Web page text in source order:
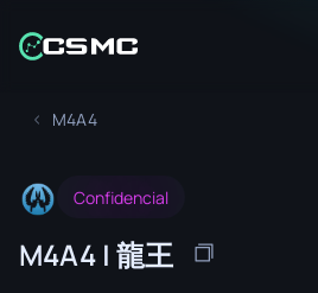
M4A4
Confidencial
M4A4 | 龍王